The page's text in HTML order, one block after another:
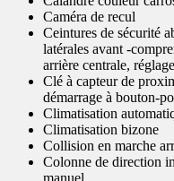
Caméra de recul
Ceintures de sécurité
latérales avant -
arrière centrale,
Clé à capteur de
démarrage à bouton-
Climatisation
Climatisation bizone
Collision en marche
Colonne de direction